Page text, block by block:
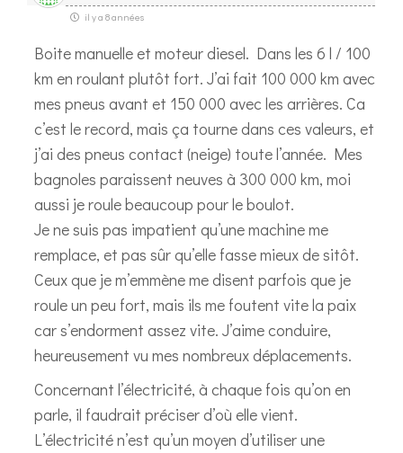
il y a 8 années
Boite manuelle et moteur diesel. Dans les 6 l / 100
km en roulant plutôt fort. J’ai fait 100 000 km avec
mes pneus avant et 150 000 avec les arrières. Ca
c’est le record, mais ça tourne dans ces valeurs, et
j’ai des pneus contact (neige) toute l’année. Mes
bagnoles paraissent neuves à 300 000 km, moi
aussi je roule beaucoup pour le boulot.
Je ne suis pas impatient qu’une machine me
remplace, et pas sûr qu’elle fasse mieux de sitôt.
Ceux que je m’emmène me disent parfois que je
roule un peu fort, mais ils me foutent vite la paix
car s’endorment assez vite. J’aime conduire,
heureusement vu mes nombreux déplacements.
Concernant l’électricité, à chaque fois qu’on en
parle, il faudrait préciser d’où elle vient.
L’électricité n’est qu’un moyen d’utiliser une